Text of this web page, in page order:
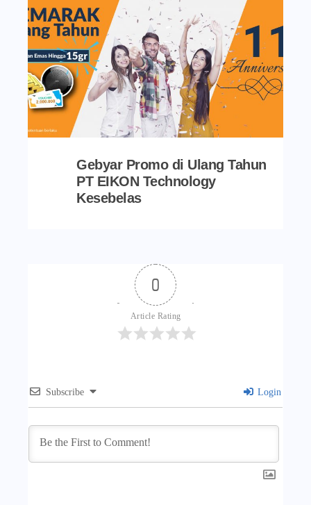
Gebyar Promo di Ulang Tahun
PT EIKON Technology
Kesebelas
0
Article Rating
Subscribe Login